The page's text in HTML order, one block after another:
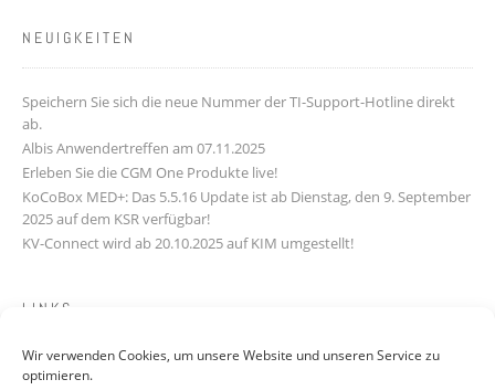
Wir verwenden Cookies, um unsere Website und unseren Service zu
optimieren.
NEUIGKEITEN
Speichern Sie sich die neue Nummer der TI-Support-Hotline direkt
ab.
Albis Anwendertreffen am 07.11.2025
Erleben Sie die CGM One Produkte live!
KoCoBox MED+: Das 5.5.16 Update ist ab Dienstag, den 9. September
2025 auf dem KSR verfügbar!
KV-Connect wird ab 20.10.2025 auf KIM umgestellt!
LINKS
Downloads